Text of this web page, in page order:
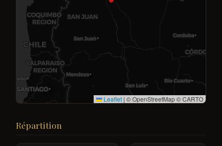
Leaflet | © OpenStreetMap © CARTO
Répartition